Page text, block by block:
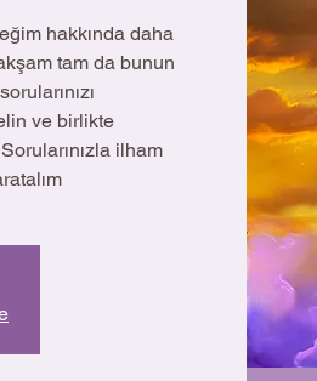
hakkında daha
tam da bunun
ve birlikte
ilham